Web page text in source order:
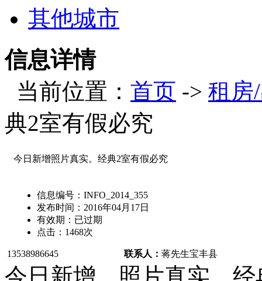
其他城市
信息详情
当前位置： 首页 -> 租房
典2室有假必究
今日新增照片真实。经典2室有假必究
信息编号： INFO_2014_355
发布时间： 2016年04月17日
有效期： 已过期
点击： 1468次
13538986645 联系人： 蒋先生宝丰县